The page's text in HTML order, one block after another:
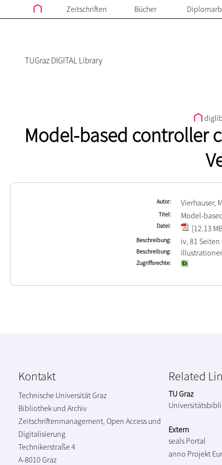
Zeitschriften Bücher
TUGraz DIGITAL Library
Model-based controller
Autor Vierhauser,
Titel Model-
Datei [12.13
Beschreibung iv, 81 Seiten
Beschreibung
Zugriffsrechte
Kontakt
Technische Universität Graz
Bibliothek und Archiv
Zeitschriftenmanagement, Open Access und
Digitalisierung
Technikerstraße 4
A-8010 Graz
Related
TU Graz
Extern
seals Portal
anno Projekt